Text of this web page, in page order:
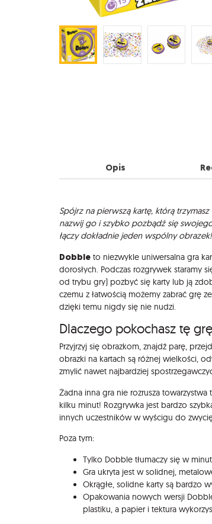
Opis
Opis
Spójrz na pierwszą kartę, którą
nazwij go i szybko pozbądź się
łączy dokładnie jeden wspólny obrazek!
Dobble to niezwykle uniwersalna gra
dorosłych. Podczas rozgrywek staramy
od trybu gry) pozbyć się karty lub ją
czemu z łatwością możemy zabrać grę
dzięki temu nigdy się nie nudzi.
Dlaczego pokochasz tę
Przyjrzyj się obrazkom, znajdź parę,
obrazki na kartach są różnej wielkości,
zmylić nawet najbardziej
Żadna inna gra nie rozrusza
kilku minut! Rozgrywka jest bardzo
innych uczestników w wyścigu do
Poza tym:
Tylko Dobble tłumaczy się w
Gra ukryta jest w solidnej,
Okrągłe, solidne karty są bardzo
Opakowania nowych wersji
plastiku, a papier i tektura